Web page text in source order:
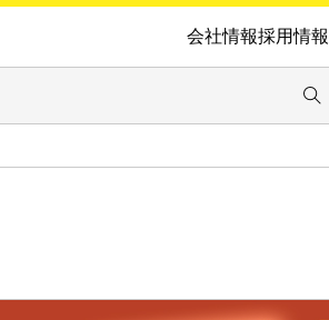
会社情報採用情報